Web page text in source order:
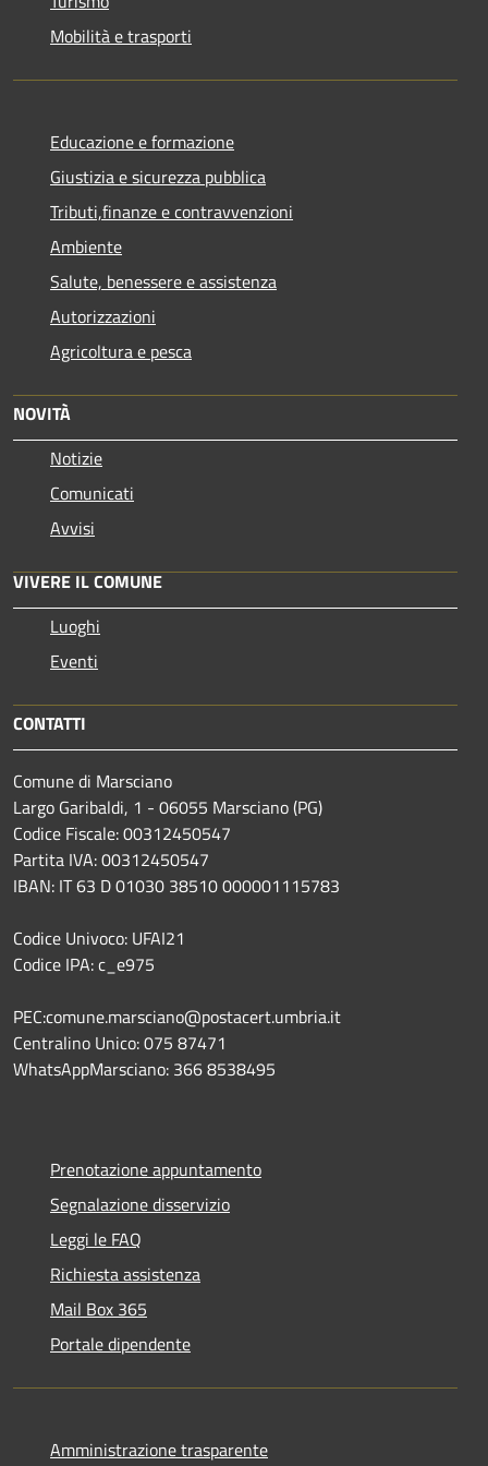
Mobilità e trasporti
Educazione e formazione
Giustizia e sicurezza pubblica
Tributi,finanze e contravvenzioni
Ambiente
Salute, benessere e assistenza
Autorizzazioni
Agricoltura e pesca
NOVITÀ
Notizie
Comunicati
Avvisi
VIVERE IL COMUNE
Luoghi
Eventi
CONTATTI
Comune di Marsciano
Largo Garibaldi, 1 - 06055 Marsciano (PG)
Codice Fiscale: 00312450547
Partita IVA: 00312450547
IBAN: IT 63 D 01030 38510 000001115783
Codice Univoco: UFAI21
Codice IPA: c_e975
PEC:comune.marsciano@postacert.umbria.it
Centralino Unico: 075 87471
WhatsAppMarsciano: 366 8538495
Prenotazione appuntamento
Segnalazione disservizio
Leggi le FAQ
Richiesta assistenza
Mail Box 365
Portale dipendente
Amministrazione trasparente